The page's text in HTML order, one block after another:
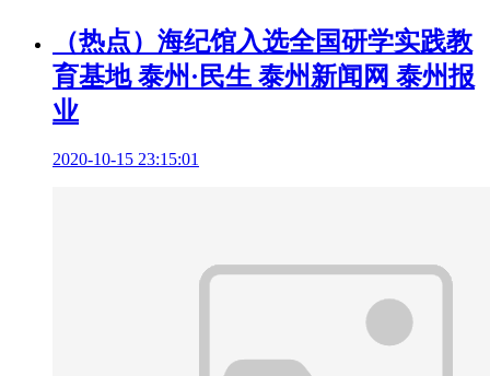
（热点）海纪馆入选全国研学实践教
育基地 泰州·民生 泰州新闻网 泰州报
业
2020-10-15 23:15:01